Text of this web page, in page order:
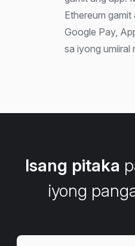
Ethereum gamit
Google Pay,
sa iyong umiiral
Isang pitaka
iyong